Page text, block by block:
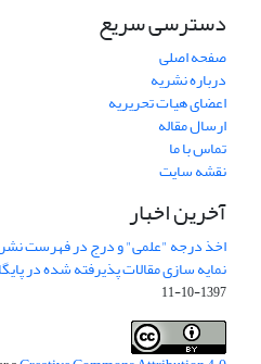
دسترسی سریع
صفحه اصلی
درباره نشریه
اعضای هیات تحریریه
ارسال مقاله
تماس با ما
نقشه سایت
آخرین اخبار
اخذ درجه "علمی" و درج در فهرست
نمایه سازی مقالات پذیرفته شده در
1397-10-11